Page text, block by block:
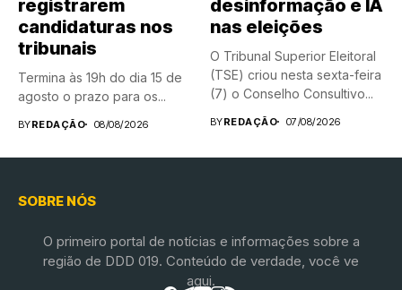
registrarem
candidaturas nos
tribunais
Termina às 19h do dia 15 de
agosto o prazo para os...
BYREDAÇÃO 08/08/2026
desinformação e IA
nas eleições
O Tribunal Superior Eleitoral
(TSE) criou nesta sexta-feira
(7) o Conselho Consultivo...
BYREDAÇÃO 07/08/2026
SOBRE NÓS
O primeiro portal de notícias e informações sobre a
região de DDD 019. Conteúdo de verdade, você ve
aqui.